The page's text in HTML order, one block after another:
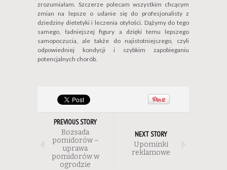
zrozumiałam. Szczerze polecam wszystkim chcącym
zmian na lepsze o udanie się do profesjonalisty z
dziedziny dietetyki i leczenia otyłości. Dążymy do tego
samego, ładniejszej figury a dzięki temu lepszego
samopoczucia, ale także do najistotniejszego, czyli
odpowiedniej kondycji i szybkim zapobieganiu
potencjalnych chorób.
PREVIOUS STORY
Rozsada
pomidorów –
uprawa
pomidorów w
ogrodzie
NEXT STORY
Upominki
reklamowe